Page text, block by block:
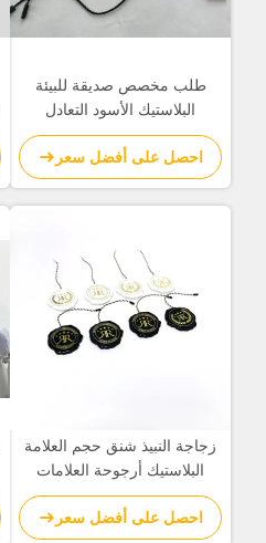
طلب مخصص صديقة للبيئة
البلاستيك الأسود التعادل
العلامات النقش شعار سلسلة
نهاية واحدة
احصل على أفضل سعر
زجاجة النبيذ شنق حجم العلامة
البلاستيك أرجوحة العلامات
قالب مجوهرات شنق العلامات
سلسلة الموردين
احصل على أفضل سعر